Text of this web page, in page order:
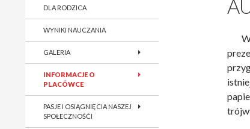
DLA RODZICA
WYNIKI NAUCZANIA
GALERIA
INFORMACJE O
PLACÓWCE
PASJE I OSIĄGNIĘCIA NASZEJ
SPOŁECZNOŚĆI